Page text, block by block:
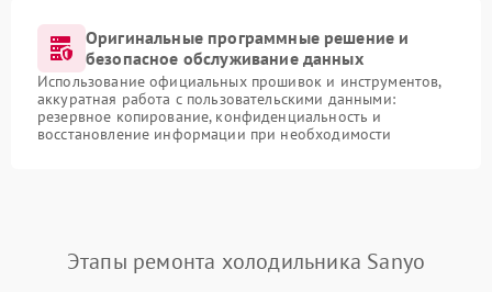
Оригинальные программные решение и
безопасное обслуживание данных
Использование официальных прошивок и инструментов,
аккуратная работа с пользовательскими данными:
резервное копирование, конфиденциальность и
восстановление информации при необходимости
Этапы ремонта холодильника Sanyo